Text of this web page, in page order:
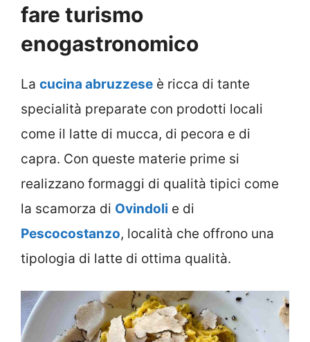
fare turismo
enogastronomico
La cucina abruzzese è ricca di tante
specialità preparate con prodotti locali
come il latte di mucca, di pecora e di
capra. Con queste materie prime si
realizzano formaggi di qualità tipici come
la scamorza di Ovindoli e di
Pescocostanzo, località che offrono una
tipologia di latte di ottima qualità.